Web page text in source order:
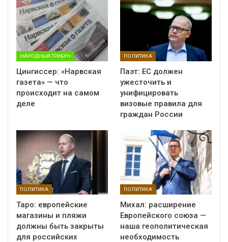
НАРОДНЫЙ ТРИБУН
Цингиссер: «Нарвская
газета» — что
происходит на самом
деле
ПОЛИТИКА
Паэт: ЕС должен
ужесточить и
унифицировать
визовые правила для
граждан России
ПОЛИТИКА
Таро: европейские
магазины и пляжи
должны быть закрыты
для российских
ПОЛИТИКА
Михал: расширение
Европейского союза —
наша геополитическая
необходимость